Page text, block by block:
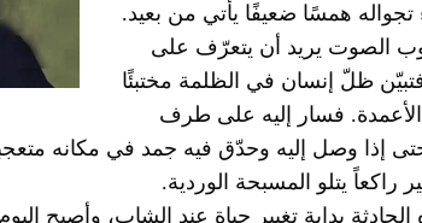
تجواله همسًا ضعيفًا يأتي من بعيد.
الصوت يريد أن يتعرّف على
ظلّ إنسان في الظلمة مختبئًا
الأعمدة. فسار إليه على طرف
حتى إذا وصل إليه وحدّق فيه جمد في مكانه
راكعاً يتلو المسبحة الوردية.
بداية تغيير حياة عند الشاب، وأصبح